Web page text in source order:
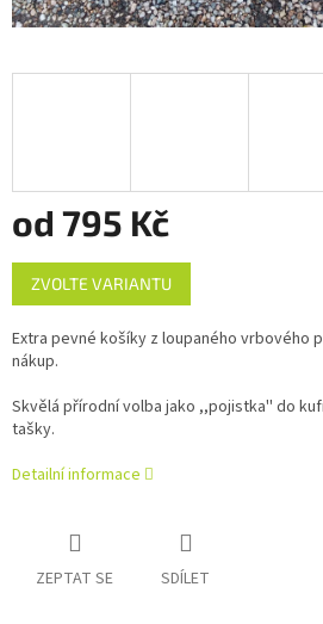
od 795 Kč
Měrná
cena:
ZVOLTE VARIANTU
Extra pevné košíky z loupaného vrbového
nákup.
Skvělá přírodní volba jako ,,pojistka'' do
tašky.
Detailní informace
ZEPTAT SE SDÍLET